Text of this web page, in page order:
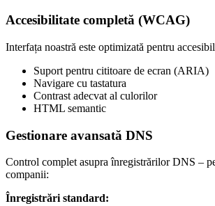
Accesibilitate completă (WCAG)
Interfața noastră este optimizată pentru
Suport pentru cititoare de ecran (ARIA)
Navigare cu tastatura
Contrast adecvat al culorilor
HTML semantic
Gestionare avansată DNS
Control complet asupra înregistrărilor DNS –
companii:
Înregistrări standard: